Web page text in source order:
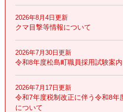
2026年8月4日更新
クマ目撃等情報について
2026年7月30日更新
令和8年度松島町職員採用試験案内
2026年7月17日更新
令和7年度税制改正に伴う令和8年
について